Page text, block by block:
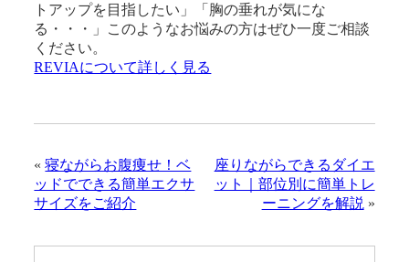
トアップを目指したい」「胸の垂れが気にな
る・・・」このようなお悩みの方はぜひ一度ご相談
ください。
REVIAについて詳しく見る
«寝ながらお腹痩せ！ベ
ッドでできる簡単エクサ
サイズをご紹介
座りながらできるダイエ
ット｜部位別に簡単トレ
ーニングを解説 »